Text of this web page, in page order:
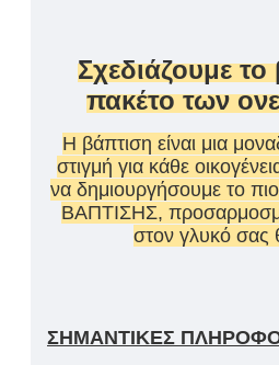
Σχεδιάζουμε το
πακέτο των
Η βάπτιση είναι μια
στιγμή για κάθε
να δημιουργήσουμε το
ΒΑΠΤΙΣΗΣ,
στον γλυκό σας
ΣΗΜΑΝΤΙΚΕΣ